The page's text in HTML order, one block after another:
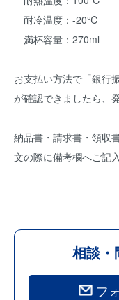
耐冷温度：-20℃
満杯容量：270ml
お支払い方法で「銀行
が確認できましたら、
納品書・請求書・領収
文の際に備考欄へご記
相談・
フ